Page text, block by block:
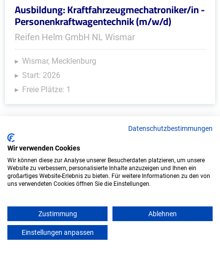
Ausbildung: Kraftfahrzeugmechatroniker/in -
Personenkraftwagentechnik (m/w/d)
Reifen Helm GmbH NL Wismar
Wismar, Mecklenburg
Start: 2026
Freie Plätze: 1
Kinder & Soziales - Ausbildungsplätze
Datenschutzbestimmungen
Wir verwenden Cookies
Wir können diese zur Analyse unserer Besucherdaten platzieren, um unsere
Website zu verbessern, personalisierte Inhalte anzuzeigen und Ihnen ein
großartiges Website-Erlebnis zu bieten. Für weitere Informationen zu den von
uns verwendeten Cookies öffnen Sie die Einstellungen.
Zustimmung Ablehnen
Einstellungen anpassen